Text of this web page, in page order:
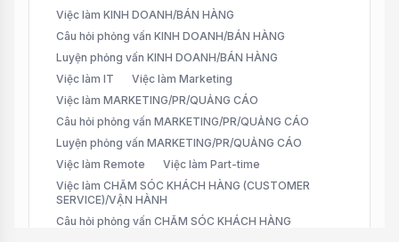
Việc làm KINH DOANH/BÁN HÀNG
Câu hỏi phỏng vấn KINH DOANH/BÁN HÀNG
Luyện phỏng vấn KINH DOANH/BÁN HÀNG
Việc làm IT
Việc làm Marketing
Việc làm MARKETING/PR/QUẢNG CÁO
Câu hỏi phỏng vấn MARKETING/PR/QUẢNG CÁO
Luyện phỏng vấn MARKETING/PR/QUẢNG CÁO
Việc làm Remote
Việc làm Part-time
Việc làm CHĂM SÓC KHÁCH HÀNG (CUSTOMER
SERVICE)/VẬN HÀNH
Câu hỏi phỏng vấn CHĂM SÓC KHÁCH HÀNG